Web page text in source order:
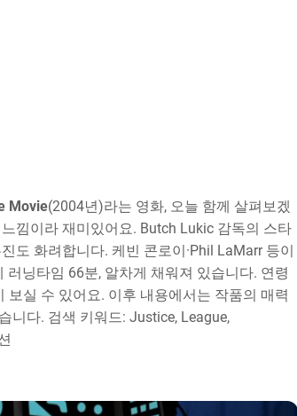
Movie(2004년)라는 영화, 오늘 함께 살펴보겠
낌이라 재미있어요. Butch Lukic 감독의 스타
도 화려합니다. 케빈 콘로이·Phil LaMarr 등이
러닝타임 66분, 알차게 채워져 있습니다. 연령
보실 수 있어요. 이후 내용에서는 작품의 매력
니다. 검색 키워드: Justice, League,